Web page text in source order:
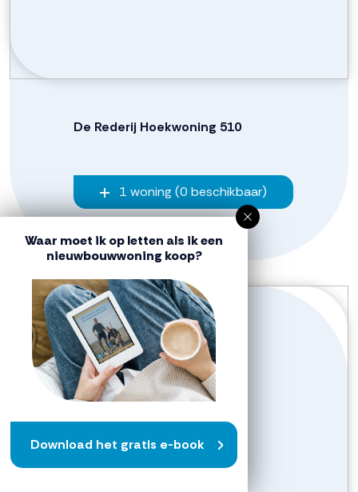
De Rederij Hoekwoning 510
1 woning (0 beschikbaar)
Verkocht
Waar moet ik op letten als ik een
nieuwbouwwoning koop?
Download het gratis e-book